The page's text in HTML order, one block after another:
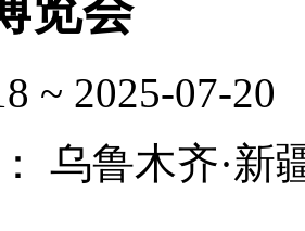
~ 2025-07-20
乌鲁木齐·新